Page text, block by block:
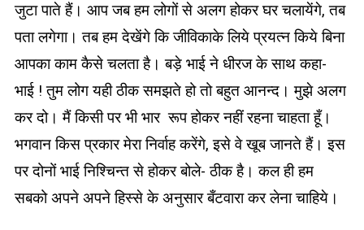
जुटा पाते हैं। आप जब हम लोगों से अलग होकर घर चलायेंगे, तब
पता लगेगा। तब हम देखेंगे कि जीविकाके लिये प्रयत्न किये बिना
आपका काम कैसे चलता है। बड़े भाई ने धीरज के साथ कहा-
भाई ! तुम लोग यही ठीक समझते हो तो बहुत आनन्द। मुझे अलग
कर दो। मैं किसी पर भी भार रूप होकर नहीं रहना चाहता हूँ।
भगवान किस प्रकार मेरा निर्वाह करेंगे, इसे वे खूब जानते हैं। इस
पर दोनों भाई निश्चिन्त से होकर बोले- ठीक है। कल ही हम
सबको अपने अपने हिस्से के अनुसार बँटवारा कर लेना चाहिये।